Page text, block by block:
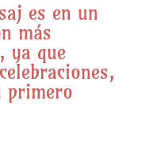
es en un
más
ya que
primero